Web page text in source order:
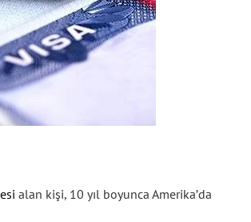
alan kişi, 10 yıl boyunca Amerika’da